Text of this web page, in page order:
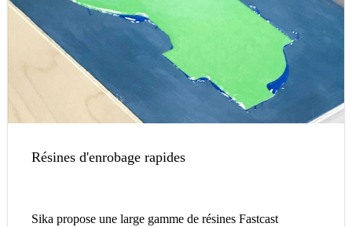
Résines d'enrobage rapides
Sika propose une large gamme de résines Fastcast